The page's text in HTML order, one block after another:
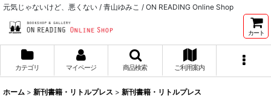
元気じゃないけど、悪くない / 青山ゆみこ / ON READING Online Shop
カート
カテゴリ マイページ 商品検索 ご利用案内
ホーム > 新刊書籍・リトルプレス > 新刊書籍・リトルプレス